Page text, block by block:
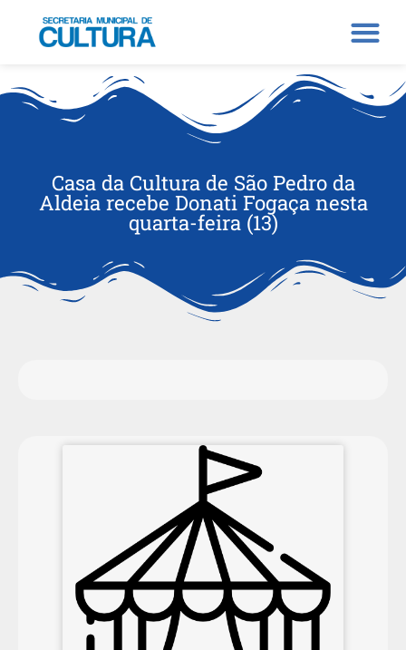
Casa da Cultura de São Pedro da
Aldeia recebe Donati Fogaça nesta
quarta-feira (13)